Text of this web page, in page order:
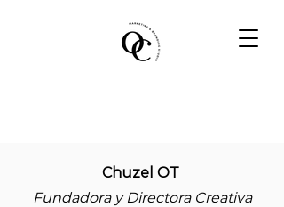
Chuzel OT
Fundadora y Directora Creativa